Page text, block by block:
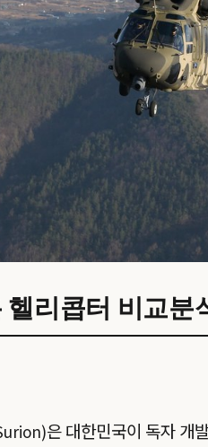
리콥터 비교분
은 대한민국이 독자 개